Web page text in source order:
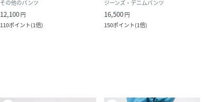
その他のパンツ
12,100円
110ポイント(1倍)
ジーンズ・デニムパンツ
16,500円
150ポイント(1倍)